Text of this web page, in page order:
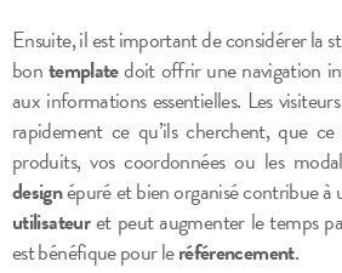
Ensuite, il est important de considérer la
bontemplatedoit offrir une navigation
aux informations essentielles. Les
rapidement ce qu’ils cherchent, que
produits, vos coordonnées ou les
designépuré et bien organisé contribue
utilisateuret peut augmenter le temps
est bénéfique pour leréférencement.